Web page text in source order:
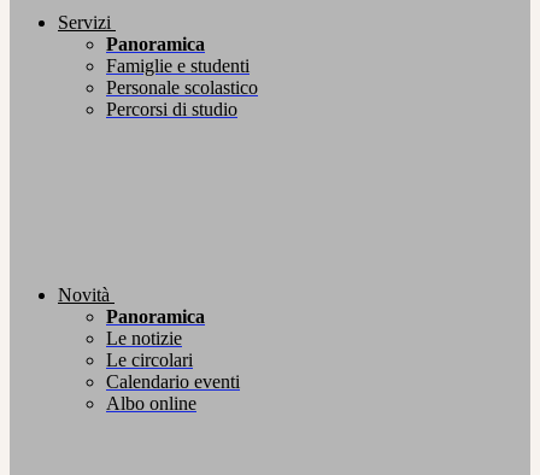
Servizi
Panoramica
Famiglie e studenti
Personale scolastico
Percorsi di studio
Novità
Panoramica
Le notizie
Le circolari
Calendario eventi
Albo online